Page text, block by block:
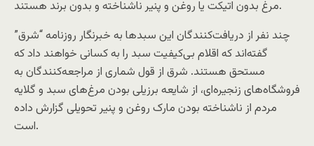
مرغ بدون اتیکت یا روغن و پنیر ناشناخته و بدون برند هستند.
چند نفر از دریافت‌کنندگان این سبدها به خبرنگار روزنامه “شرق”
گفته‌اند که اقلام بی‌کیفیت سبد را به کسانی خواهند داد که
مستحق هستند. شرق از قول شماری از مراجعه‌کنندگان به
فروشگاه‌های زنجیره‌ای، از شایعه برزیلی بودن مرغ‌های سبد و گلایه
مردم از ناشناخته بودن مارک روغن و پنیر تحویلی گزارش داده
است.